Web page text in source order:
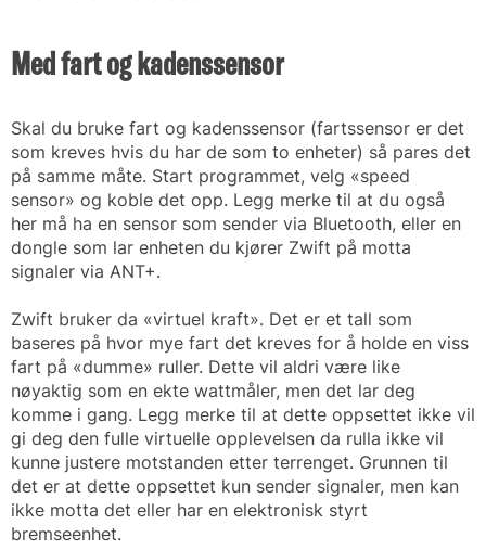
Med fart og kadenssensor
Skal du bruke fart og kadenssensor (fartssensor er det
som kreves hvis du har de som to enheter) så pares det
på samme måte. Start programmet, velg «speed
sensor» og koble det opp. Legg merke til at du også
her må ha en sensor som sender via Bluetooth, eller en
dongle som lar enheten du kjører Zwift på motta
signaler via ANT+.
Zwift bruker da «virtuel kraft». Det er et tall som
baseres på hvor mye fart det kreves for å holde en viss
fart på «dumme» ruller. Dette vil aldri være like
nøyaktig som en ekte wattmåler, men det lar deg
komme i gang. Legg merke til at dette oppsettet ikke vil
gi deg den fulle virtuelle opplevelsen da rulla ikke vil
kunne justere motstanden etter terrenget. Grunnen til
det er at dette oppsettet kun sender signaler, men kan
ikke motta det eller har en elektronisk styrt
bremseenhet.